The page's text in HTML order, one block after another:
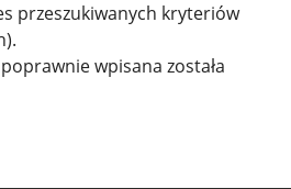
przeszukiwanych kryteriów
wpisana została